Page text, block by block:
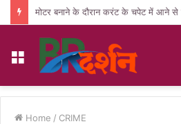
मोटर बनाने के दौरान करंट के चपेट में आने से
Menu
Home / CRIME